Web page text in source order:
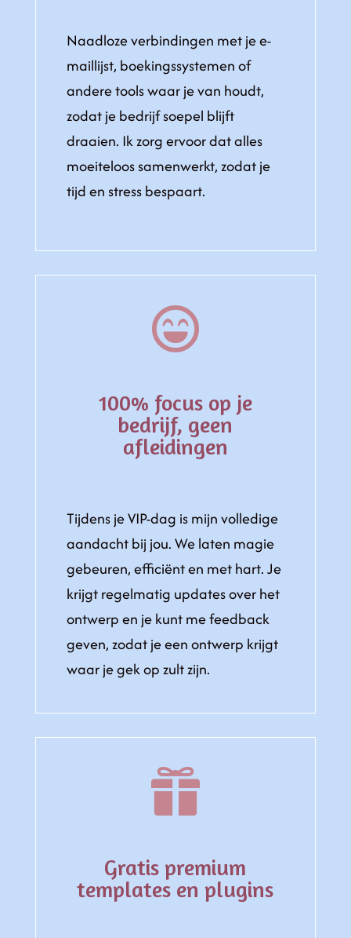
Naadloze verbindingen met je e-
maillijst, boekingssystemen of
andere tools waar je van houdt,
zodat je bedrijf soepel blijft
draaien. Ik zorg ervoor dat alles
moeiteloos samenwerkt, zodat je
tijd en stress bespaart.

100% focus op je
bedrijf, geen
afleidingen
Tijdens je VIP-dag is mijn volledige
aandacht bij jou. We laten magie
gebeuren, efficiënt en met hart. Je
krijgt regelmatig updates over het
ontwerp en je kunt me feedback
geven, zodat je een ontwerp krijgt
waar je gek op zult zijn.

Gratis premium
templates en plugins